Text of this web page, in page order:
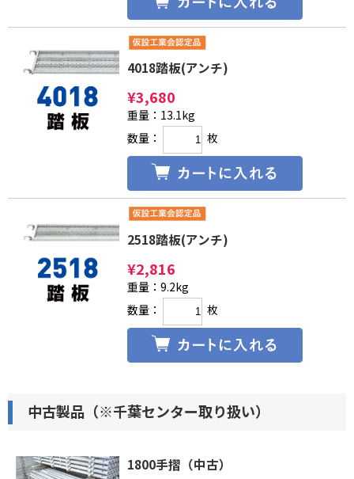
4018踏板(アンチ)
¥3,680
重量：13.1kg
数量：
枚
2518踏板(アンチ)
¥2,816
重量：9.2kg
数量：
枚
中古製品（※千葉センター取り扱い）
1800手摺（中古）